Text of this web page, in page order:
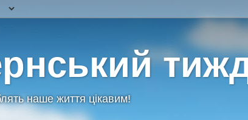
наше життя цікавим!